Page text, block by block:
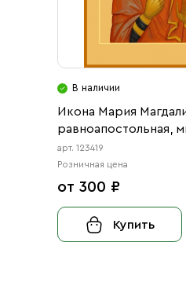
В наличии
Икона Мария
равноапостольная,
(АРТ.00419)
арт. 123419
Розничная цена
от 300 ₽
Купить